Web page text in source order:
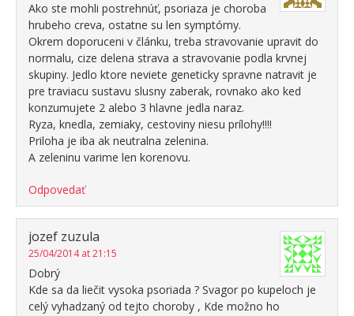
Ako ste mohli postrehnúť, psoriaza je choroba
hrubeho creva, ostatne su len symptómy.
Okrem doporuceni v článku, treba stravovanie upravit do
normalu, cize delena strava a stravovanie podla krvnej
skupiny. Jedlo ktore neviete geneticky spravne natravit je
pre traviacu sustavu slusny zaberak, rovnako ako ked
konzumujete 2 alebo 3 hlavne jedla naraz.
Ryza, knedla, zemiaky, cestoviny niesu prílohy!!!!
Priloha je iba ak neutralna zelenina.
A zeleninu varime len korenovu.
Odpovedať
jozef zuzula
25/04/2014 at 21:15
Dobrý
Kde sa da liečit vysoka psoriada ? Svagor po kupeloch je
celý vyhadzaný od tejto choroby , Kde možno ho